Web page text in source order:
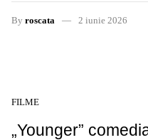
By roscata 2 iunie 2026
FILME
„Younger”